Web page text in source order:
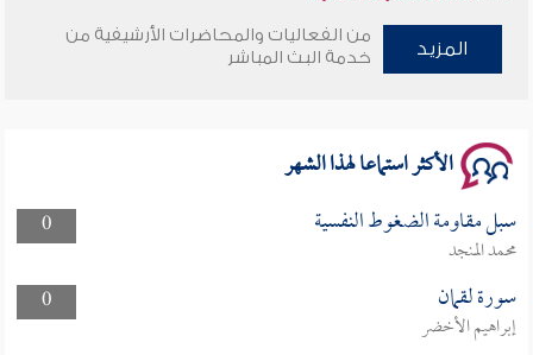
وأمنهم من خوف 9
المزيد
من الفعاليات والمحاضرات الأرشيفية من
خدمة البث المباشر
الأكثر استماعا لهذا الشهر
0 سبل مقاومة الضغوط النفسية
محمد المنجد
0
سورة لقمان
إبراهيم الأخضر